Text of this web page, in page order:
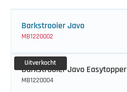
Ventilatoren
Laatst toegevoegd
Barkstrooier Javo
MB1220002
Uitverkocht
Barkstrooier Javo Easytopper
MB1220004